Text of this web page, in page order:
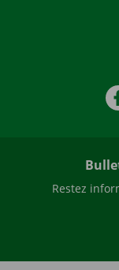
Restez